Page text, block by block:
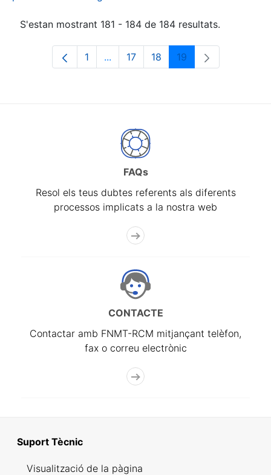
S'estan mostrant 181 - 184 de 184 resultats.
Pàgina
1 ...Pàgines intermèdies Utilitzeu TAB
Pàgina
17 Pàgina
18 Pàgina
19
FAQs
Resol els teus dubtes referents als diferents
processos implicats a la nostra web
CONTACTE
Contactar amb FNMT-RCM mitjançant telèfon,
fax o correu electrònic
Suport Tècnic
Visualització de la pàgina